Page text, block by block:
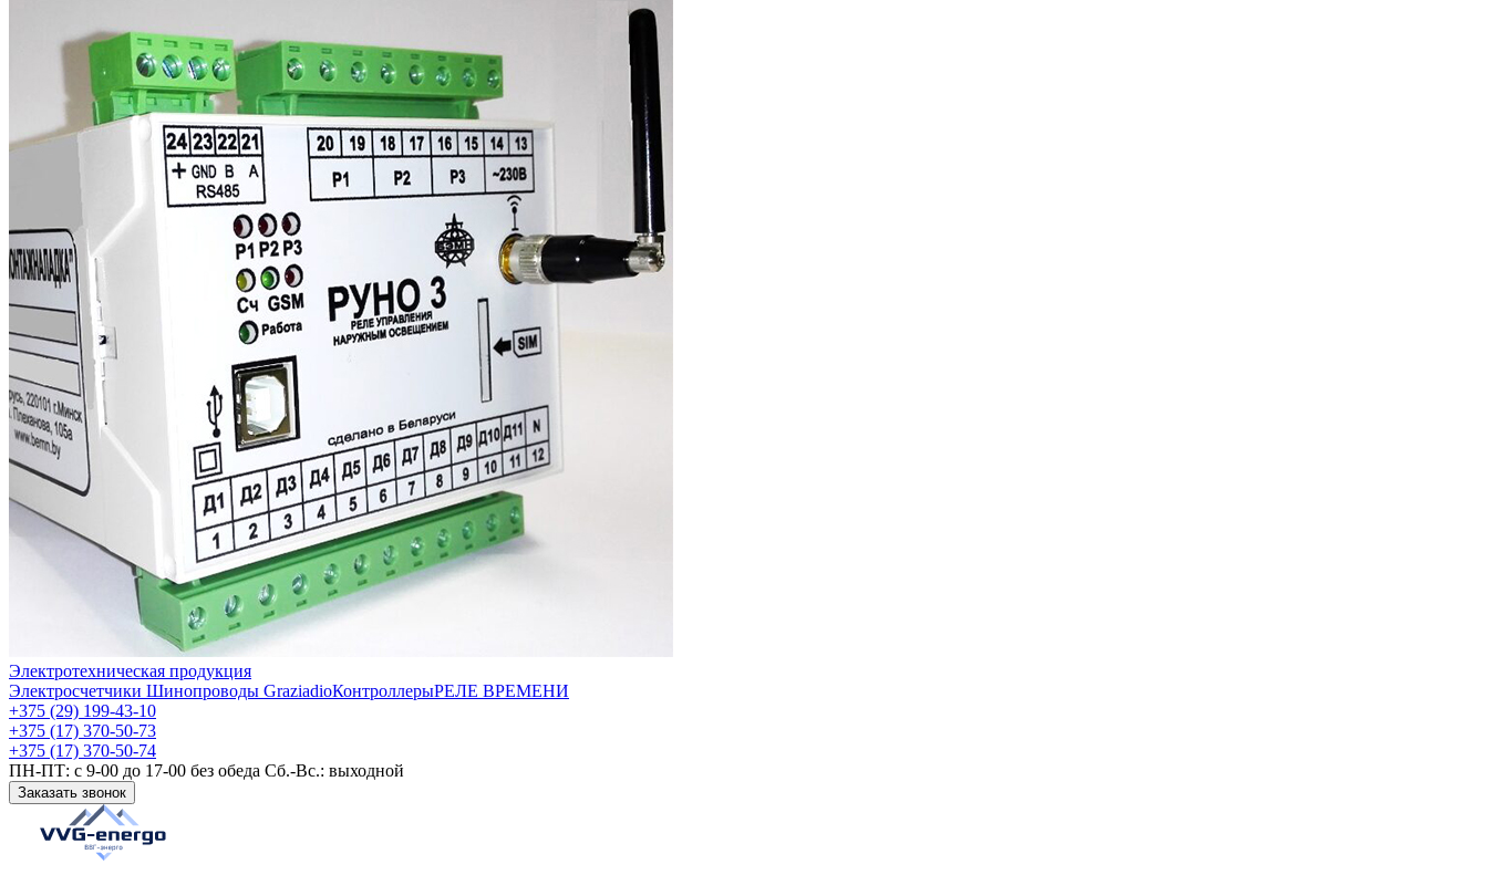
Электротехническая продукция
Электросчетчики Шинопроводы GraziadioКонтроллерыРЕЛЕ ВРЕМЕНИ
+375 (29) 199-43-10
+375 (17) 370-50-73
+375 (17) 370-50-74
ПН-ПТ: с 9-00 до 17-00 без обеда Сб.-Вс.: выходной
Заказать звонок